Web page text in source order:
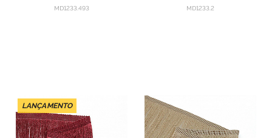
MD1233.493 MD1233.2
LANÇAMENTO